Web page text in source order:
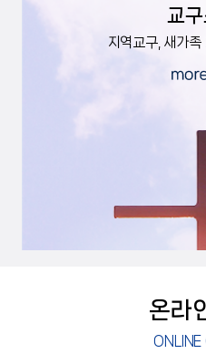
교
지역교구, 새가
온라
ONLINE